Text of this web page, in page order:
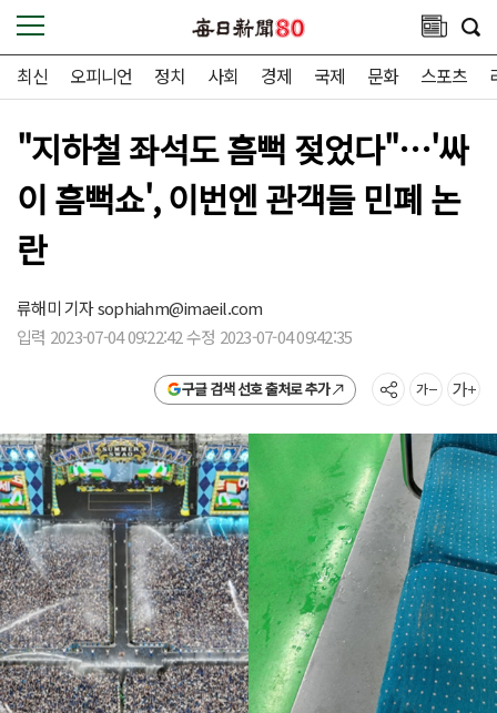
최신 오피니언 정치 사회 경제 국제 문화 스포츠
"지하철 좌석도 흠뻑 젖었다"…'싸
이 흠뻑쇼', 이번엔 관객들 민폐 논
란
류해미 기자sophiahm@imaeil.com
입력 2023-07-04 09:22:42 수정 2023-07-04 09:42:35
구글 검색 선호 출처로 추가